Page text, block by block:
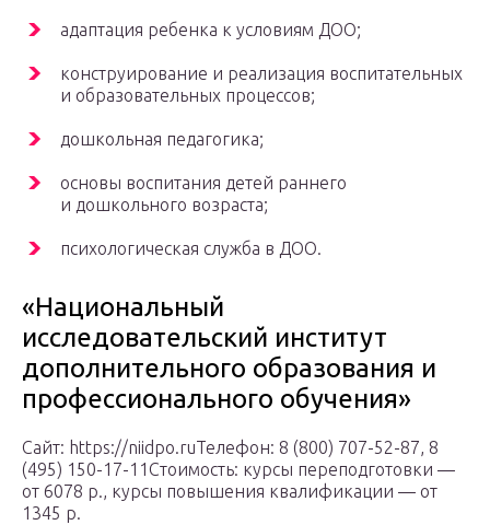
адаптация ребенка к условиям ДОО;
конструирование и реализация воспитательных
и образовательных процессов;
дошкольная педагогика;
основы воспитания детей раннего
и дошкольного возраста;
психологическая служба в ДОО.
«Национальный
исследовательский институт
дополнительного образования и
профессионального обучения»
Сайт: https://niidpo.ruТелефон: 8 (800) 707-52-87, 8
(495) 150-17-11Стоимость: курсы переподготовки —
от 6078 р., курсы повышения квалификации — от
1345 р.